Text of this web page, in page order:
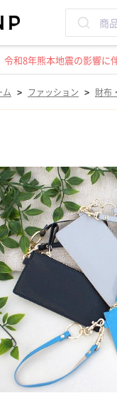
令和8年熊本地震の影響
ム > ファッション > 財布